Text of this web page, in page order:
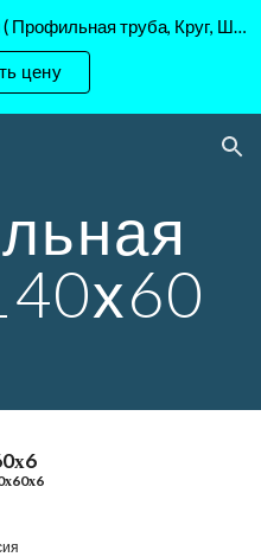
Skip to navigation
Металл в Ташкенте в Телеграмм ( Профильная труба, Круг, Шестигранник Ст45, 40Х, )
цену
х6
60х6